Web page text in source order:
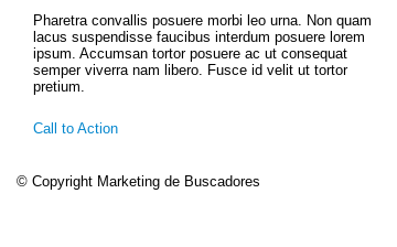
Pharetra convallis posuere morbi leo urna. Non quam
lacus suspendisse faucibus interdum posuere lorem
ipsum. Accumsan tortor posuere ac ut consequat
semper viverra nam libero. Fusce id velit ut tortor
pretium.
Call to Action
© Copyright Marketing de Buscadores